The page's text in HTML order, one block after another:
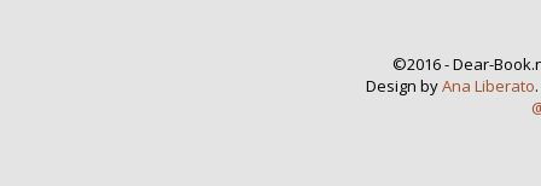
©2016 - Dear-
Design byAna Liberato